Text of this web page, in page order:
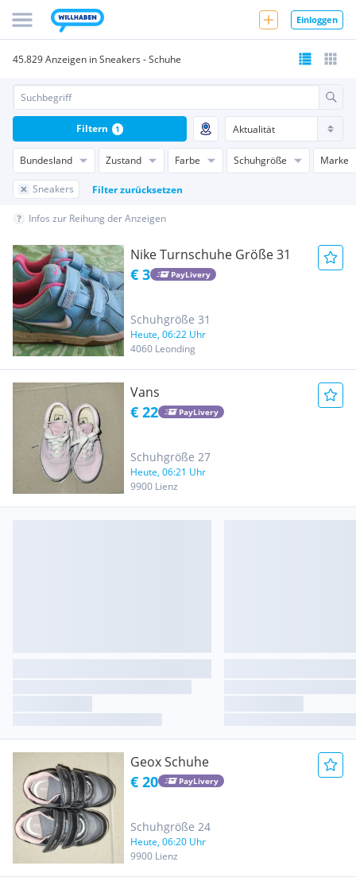
Einloggen
45.829 Anzeigen in Sneakers - Schuhe
Bundesland Zustand Farbe Schuhgröße Marke
Sneakers Filter zurücksetzen
Filtern 1
Infos zur Reihung der Anzeigen
Nike Turnschuhe Größe 31
€ 3 PayLivery
Schuhgröße 31
Heute, 06:22 Uhr
4060 Leonding
Vans
€ 22 PayLivery
Schuhgröße 27
Heute, 06:21 Uhr
9900 Lienz
Geox Schuhe
€ 20 PayLivery
Schuhgröße 24
Heute, 06:20 Uhr
9900 Lienz